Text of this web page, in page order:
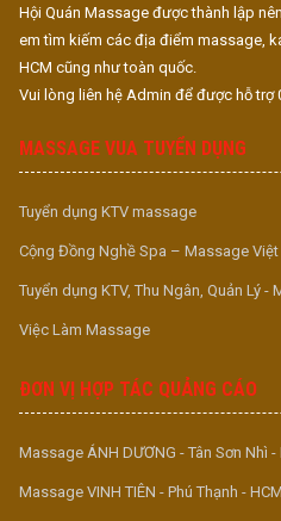
Hội Quán Massage được thành lập
em tìm kiếm các địa điểm massage,
HCM cũng như toàn quốc.
Vui lòng liên hệ Admin để được hỗ trợ
MASSAGE VUA TUYỂN DỤNG
Tuyển dụng KTV massage
Cộng Đồng Nghề Spa – Massage Việt
Tuyển dụng KTV, Thu Ngân, Quản Lý
Việc Làm Massage
ĐƠN VỊ HỢP TÁC QUẢNG CÁO
Massage ÁNH DƯƠNG - Tân Sơn Nhì -
Massage VINH TIÊN - Phú Thạnh - HCM